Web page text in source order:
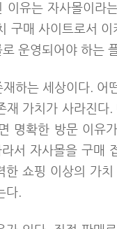
이유는 자사몰이
구매 사이트로서
운영되어야 하는
하는 세상이다. 어
가치가 사라진
명확한 방문 이유
서 자사몰을 구매
쇼핑 이상의 가
다.